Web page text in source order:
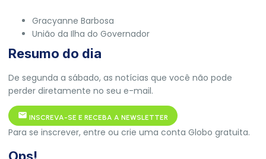
Gracyanne Barbosa
União da Ilha do Governador
Resumo do dia
De segunda a sábado, as notícias que você não pode
perder diretamente no seu e-mail.
INSCREVA-SE E RECEBA A NEWSLETTER
Para se inscrever, entre ou crie uma conta Globo gratuita.
Ops!